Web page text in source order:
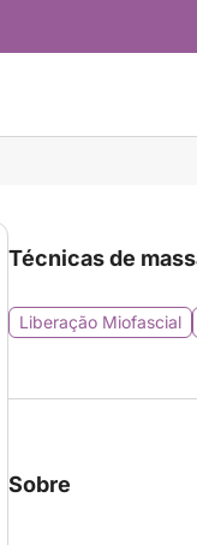
Técnicas de
Liberação Miofascial
Sobre